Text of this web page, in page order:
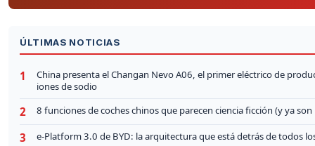
ÚLTIMAS NOTICIAS
1
China presenta el Changan Nevo A06, el primer eléctrico de
iones de sodio
2 8 funciones de coches chinos que parecen ciencia ficción (y ya
3 e-Platform 3.0 de BYD: la arquitectura que está detrás de todos